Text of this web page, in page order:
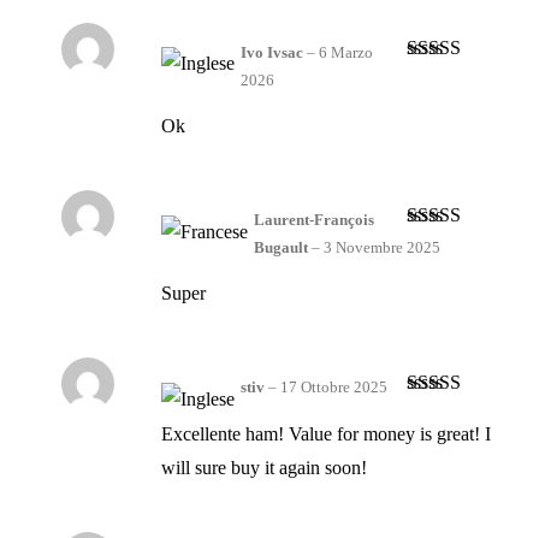
Ivo Ivsac – 6 Marzo
2026
Ok
Valutato
Laurent-François
Bugault – 3 Novembre 2025
Super
5
stiv – 17 Ottobre 2025
Excellente ham! Value for money is great! I
will sure buy it again soon!